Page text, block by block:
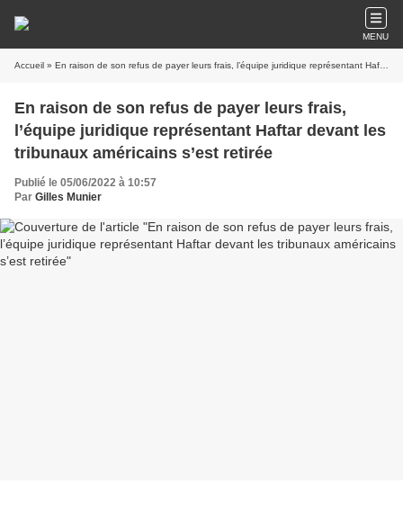
MENU
Accueil » En raison de son refus de payer leurs frais, l’équipe juridique représentant Haftar devant les tribunaux américains s’est retirée
En raison de son refus de payer leurs frais,
l’équipe juridique représentant Haftar devant les
tribunaux américains s’est retirée
Publié le 05/06/2022 à 10:57
Par Gilles Munier